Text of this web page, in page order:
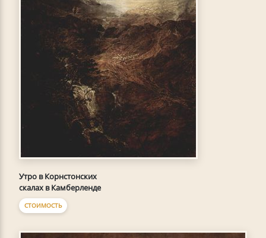
Утро в Корнстонских
скалах в Камберленде
СТОИМОСТЬ